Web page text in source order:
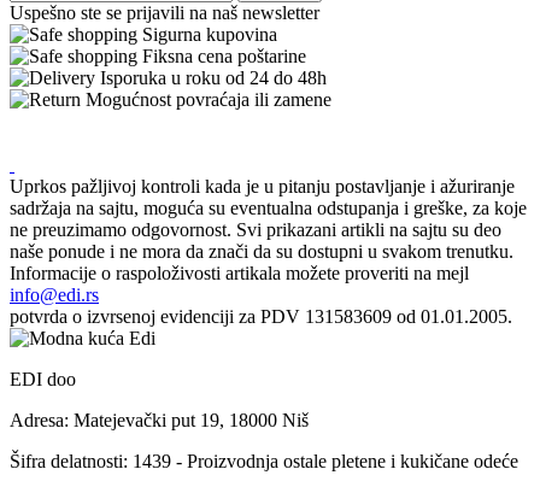
Uspešno ste se prijavili na naš newsletter
Sigurna kupovina
Fiksna cena poštarine
Isporuka u roku od 24 do 48h
Mogućnost povraćaja ili zamene
Uprkos pažljivoj kontroli kada je u pitanju postavljanje i ažuriranje
sadržaja na sajtu, moguća su eventualna odstupanja i greške, za koje
ne preuzimamo odgovornost. Svi prikazani artikli na sajtu su deo
naše ponude i ne mora da znači da su dostupni u svakom trenutku.
Informacije o raspoloživosti artikala možete proveriti na mejl
info@edi.rs
potvrda o izvrsenoj evidenciji za PDV 131583609 od 01.01.2005.
EDI doo
Adresa: Matejevački put 19, 18000 Niš
Šifra delatnosti: 1439 - Proizvodnja ostale pletene i kukičane odeće